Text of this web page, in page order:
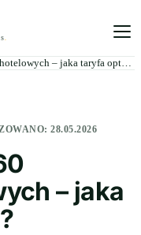
Klimatyzacja na 60 pokojach hotelowych – jaka taryfa optymal…
28.05.2026
– jaka